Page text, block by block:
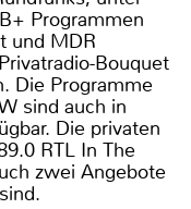
Programmen
und MDR
Bouquet
Die Programme
sind auch in
Die privaten
RTL In The
zwei Angebote